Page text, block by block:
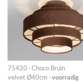
75420 · Choco Bruin
velvet Ø40cm · voorradig